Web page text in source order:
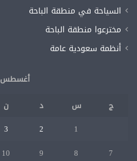
السياحة في منطقة الباحة
مخترعوا منطقة الباحة
أنظمة سعودية عامة
أغسطس 2026
ج
س د ن
1
2
3
7
8
9
10